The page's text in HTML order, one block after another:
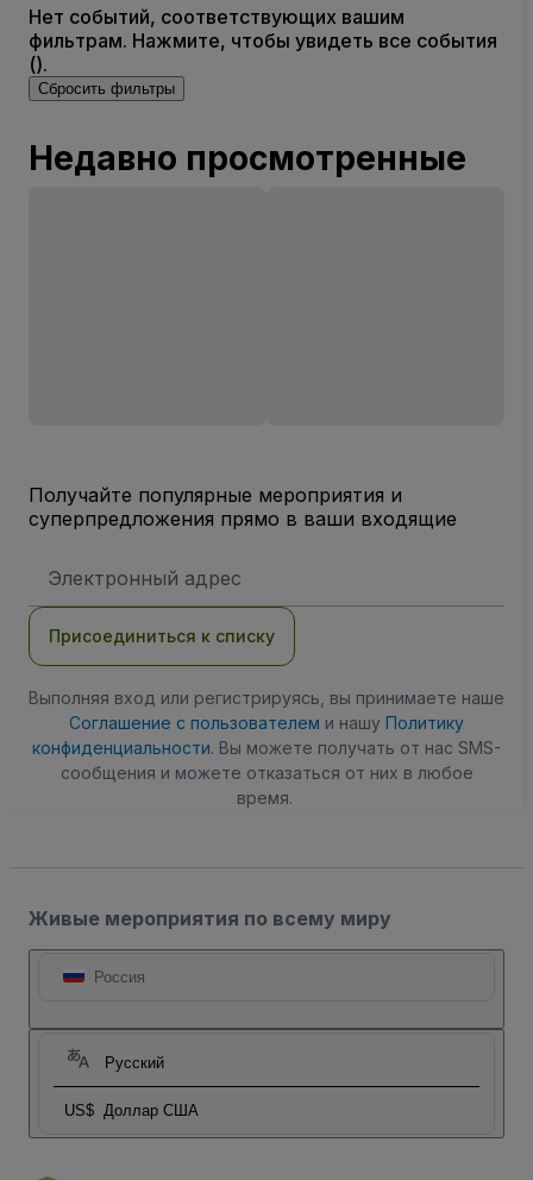
Нет событий, соответствующих вашим
фильтрам. Нажмите, чтобы увидеть все события
().
Сбросить фильтры
Недавно просмотренные
Получайте популярные мероприятия и
суперпредложения прямо в ваши входящие
электронной
Присоединиться к списку
Выполняя вход или регистрируясь, вы принимаете наше
Соглашение с пользователем и нашу Политику
конфиденциальности. Вы можете получать от нас SMS-
сообщения и можете отказаться от них в любое
время.
Живые мероприятия по всему миру
Россия
Русский
US$ Доллар США